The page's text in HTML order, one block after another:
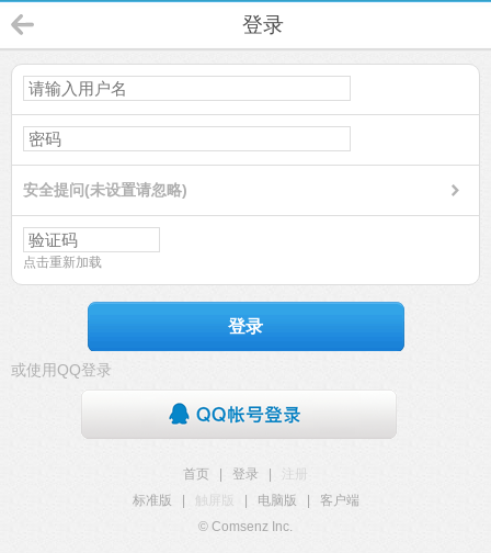
登录
安全提问(未设置请忽略)
点击重新加载
登录
或使用QQ登录
首页 登录
注册
标准版
触屏版 电脑版
客户端
© Comsenz Inc.